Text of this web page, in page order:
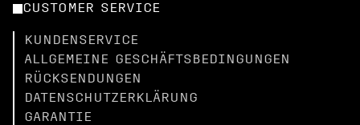
CUSTOMER SERVICE
KUNDENSERVICE
ALLGEMEINE GESCHÄFTSBEDINGUNGEN
RÜCKSENDUNGEN
DATENSCHUTZERKLÄRUNG
GARANTIE